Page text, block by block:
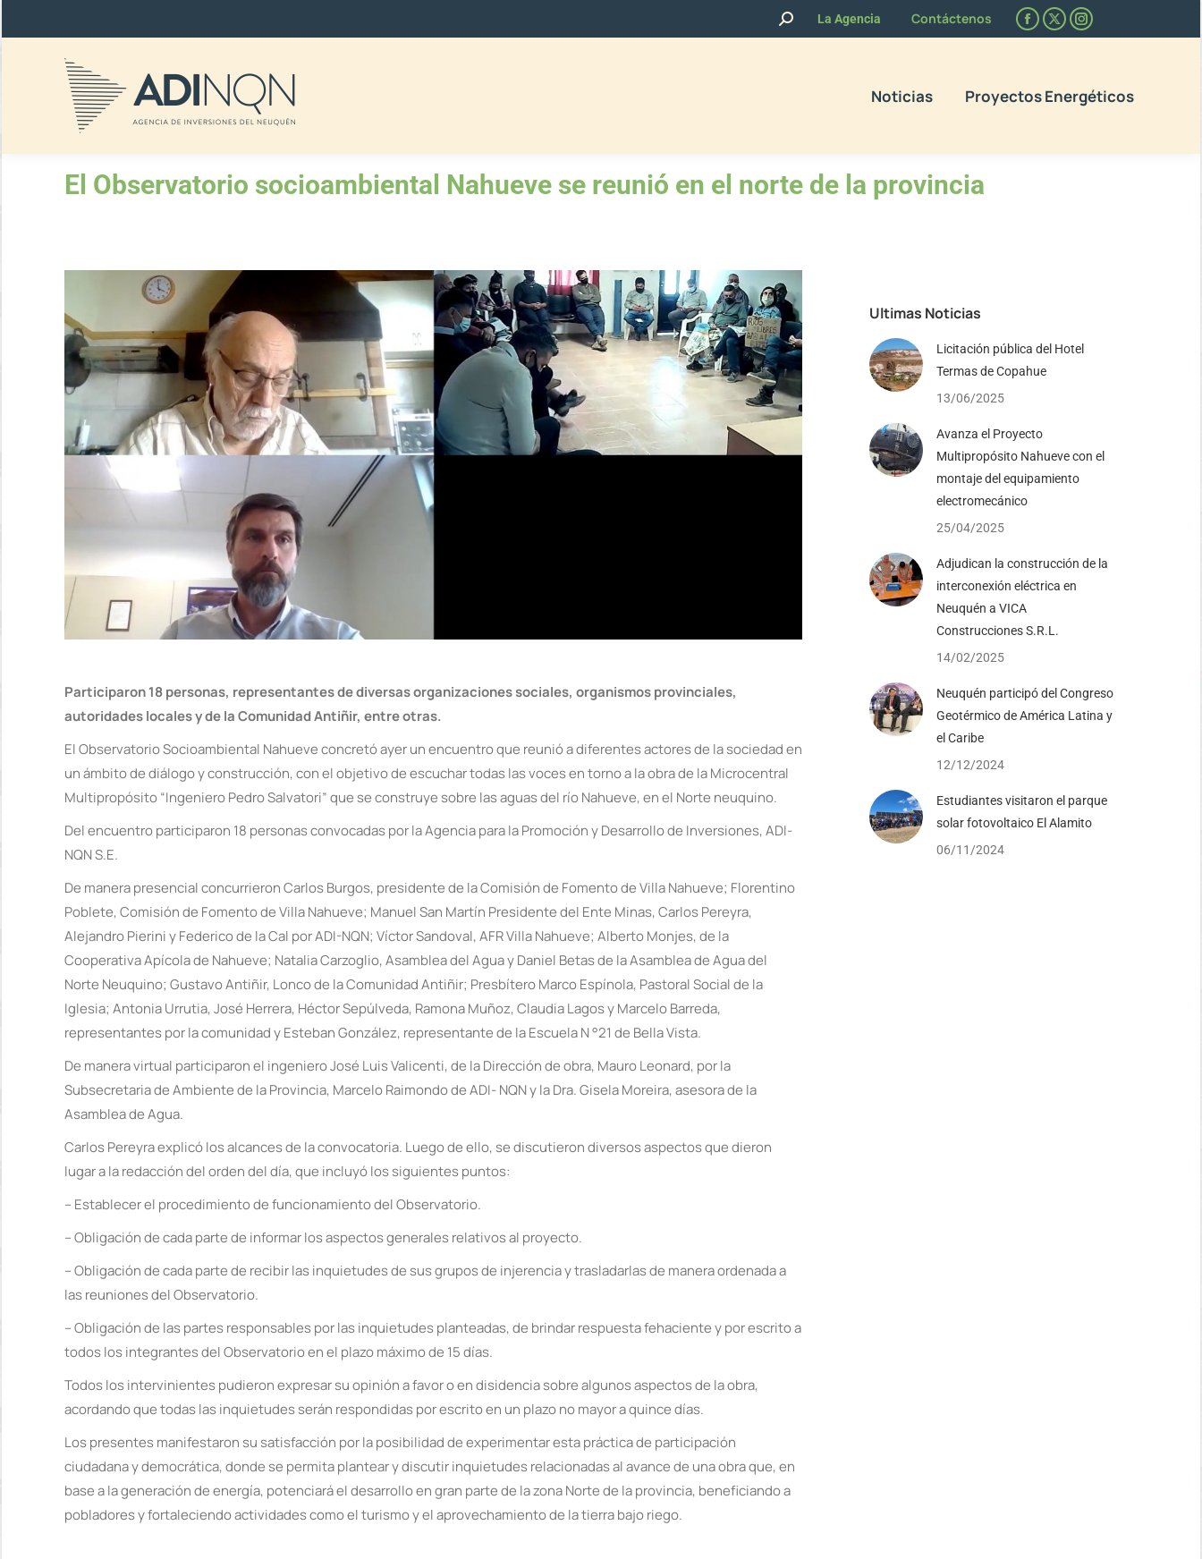
Buscar:La Agencia Contáctenos
Facebook
in
X
in
Instagram
in
Noticias Proyectos Energéticos
El Observatorio socioambiental Nahueve se reunió en el norte de la provincia
Participaron 18 personas, representantes de diversas organizaciones sociales, organismos provinciales,
autoridades locales y de la Comunidad Antiñir, entre otras.
El Observatorio Socioambiental Nahueve concretó ayer un encuentro que reunió a diferentes actores de la sociedad en
un ámbito de diálogo y construcción, con el objetivo de escuchar todas las voces en torno a la obra de la Microcentral
Multipropósito “Ingeniero Pedro Salvatori” que se construye sobre las aguas del río Nahueve, en el Norte neuquino.
Del encuentro participaron 18 personas convocadas por la Agencia para la Promoción y Desarrollo de Inversiones, ADI-
NQN S.E.
De manera presencial concurrieron Carlos Burgos, presidente de la Comisión de Fomento de Villa Nahueve; Florentino
Poblete, Comisión de Fomento de Villa Nahueve; Manuel San Martín Presidente del Ente Minas, Carlos Pereyra,
Alejandro Pierini y Federico de la Cal por ADI-NQN; Víctor Sandoval, AFR Villa Nahueve; Alberto Monjes, de la
Cooperativa Apícola de Nahueve; Natalia Carzoglio, Asamblea del Agua y Daniel Betas de la Asamblea de Agua del
Norte Neuquino; Gustavo Antiñir, Lonco de la Comunidad Antiñir; Presbítero Marco Espínola, Pastoral Social de la
Iglesia; Antonia Urrutia, José Herrera, Héctor Sepúlveda, Ramona Muñoz, Claudia Lagos y Marcelo Barreda,
representantes por la comunidad y Esteban González, representante de la Escuela N °21 de Bella Vista.
De manera virtual participaron el ingeniero José Luis Valicenti, de la Dirección de obra, Mauro Leonard, por la
Subsecretaria de Ambiente de la Provincia, Marcelo Raimondo de ADI- NQN y la Dra. Gisela Moreira, asesora de la
Asamblea de Agua.
Carlos Pereyra explicó los alcances de la convocatoria. Luego de ello, se discutieron diversos aspectos que dieron
lugar a la redacción del orden del día, que incluyó los siguientes puntos:
– Establecer el procedimiento de funcionamiento del Observatorio.
– Obligación de cada parte de informar los aspectos generales relativos al proyecto.
– Obligación de cada parte de recibir las inquietudes de sus grupos de injerencia y trasladarlas de manera ordenada a
las reuniones del Observatorio.
– Obligación de las partes responsables por las inquietudes planteadas, de brindar respuesta fehaciente y por escrito a
todos los integrantes del Observatorio en el plazo máximo de 15 días.
Todos los intervinientes pudieron expresar su opinión a favor o en disidencia sobre algunos aspectos de la obra,
acordando que todas las inquietudes serán respondidas por escrito en un plazo no mayor a quince días.
Los presentes manifestaron su satisfacción por la posibilidad de experimentar esta práctica de participación
ciudadana y democrática, donde se permita plantear y discutir inquietudes relacionadas al avance de una obra que, en
base a la generación de energía, potenciará el desarrollo en gran parte de la zona Norte de la provincia, beneficiando a
pobladores y fortaleciendo actividades como el turismo y el aprovechamiento de la tierra bajo riego.
Ultimas Noticias
Licitación pública del Hotel
Termas de Copahue
13/06/2025
Avanza el Proyecto
Multipropósito Nahueve con el
montaje del equipamiento
electromecánico
25/04/2025
Adjudican la construcción de la
interconexión eléctrica en
Neuquén a VICA
Construcciones S.R.L.
14/02/2025
Neuquén participó del Congreso
Geotérmico de América Latina y
el Caribe
12/12/2024
Estudiantes visitaron el parque
solar fotovoltaico El Alamito
06/11/2024